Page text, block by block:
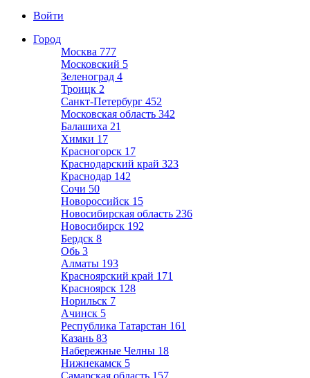
Войти
Город
Москва 777
Московский 5
Зеленоград 4
Троицк 2
Санкт-Петербург 452
Московская область 342
Балашиха 21
Химки 17
Красногорск 17
Краснодарский край 323
Краснодар 142
Сочи 50
Новороссийск 15
Новосибирская область 236
Новосибирск 192
Бердск 8
Обь 3
Алматы 193
Красноярский край 171
Красноярск 128
Норильск 7
Ачинск 5
Республика Татарстан 161
Казань 83
Набережные Челны 18
Нижнекамск 5
Самарская область 157